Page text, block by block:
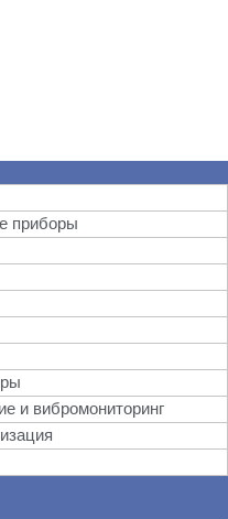
приборы
и вибромониторинг